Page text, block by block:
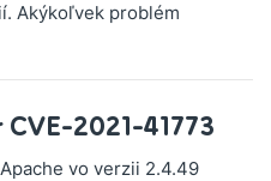
Akýkoľvek problém
2021-41773
vo verzii 2.4.49